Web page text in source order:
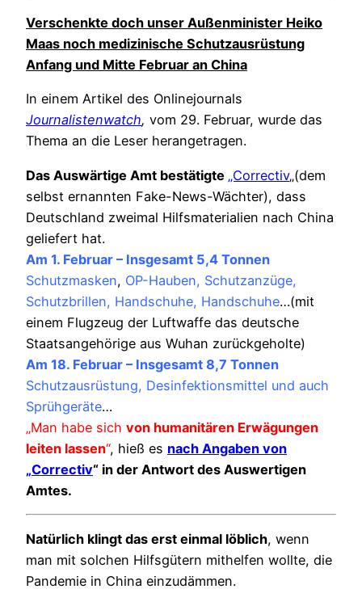
Verschenkte doch unser Außenminister Heiko
Maas noch medizinische Schutzausrüstung
Anfang und Mitte Februar an China
In einem Artikel des Onlinejournals
Journalistenwatch, vom 29. Februar, wurde das
Thema an die Leser herangetragen.
Das Auswärtige Amt bestätigte „Correctiv„(dem
selbst ernannten Fake-News-Wächter), dass
Deutschland zweimal Hilfsmaterialien nach China
geliefert hat.
Am 1. Februar – Insgesamt 5,4 Tonnen
Schutzmasken, OP-Hauben, Schutzanzüge,
Schutzbrillen, Handschuhe, Handschuhe…(mit
einem Flugzeug der Luftwaffe das deutsche
Staatsangehörige aus Wuhan zurückgeholte)
Am 18. Februar – Insgesamt 8,7 Tonnen
Schutzausrüstung, Desinfektionsmittel und auch
Sprühgeräte…
„Man habe sich von humanitären Erwägungen
leiten lassen“, hieß es nach Angaben von
„Correctiv“ in der Antwort des Auswertigen
Amtes.
Natürlich klingt das erst einmal löblich, wenn
man mit solchen Hilfsgütern mithelfen wollte, die
Pandemie in China einzudämmen.